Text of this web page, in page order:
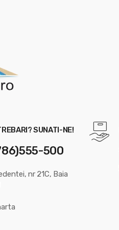
SUNATI-NE!
500
nr 21C, Baia